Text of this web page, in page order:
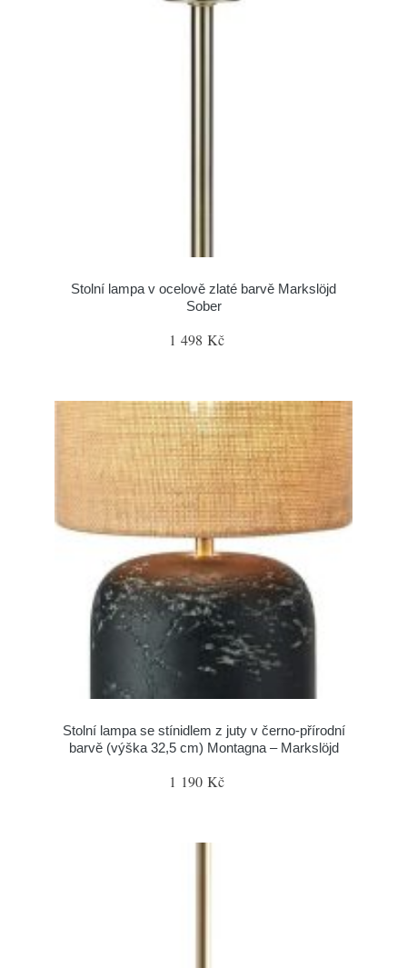
Stolní lampa v ocelově zlaté barvě Markslöjd
Sober
1 498 Kč
Stolní lampa se stínidlem z juty v černo-přírodní
barvě (výška 32,5 cm) Montagna – Markslöjd
1 190 Kč